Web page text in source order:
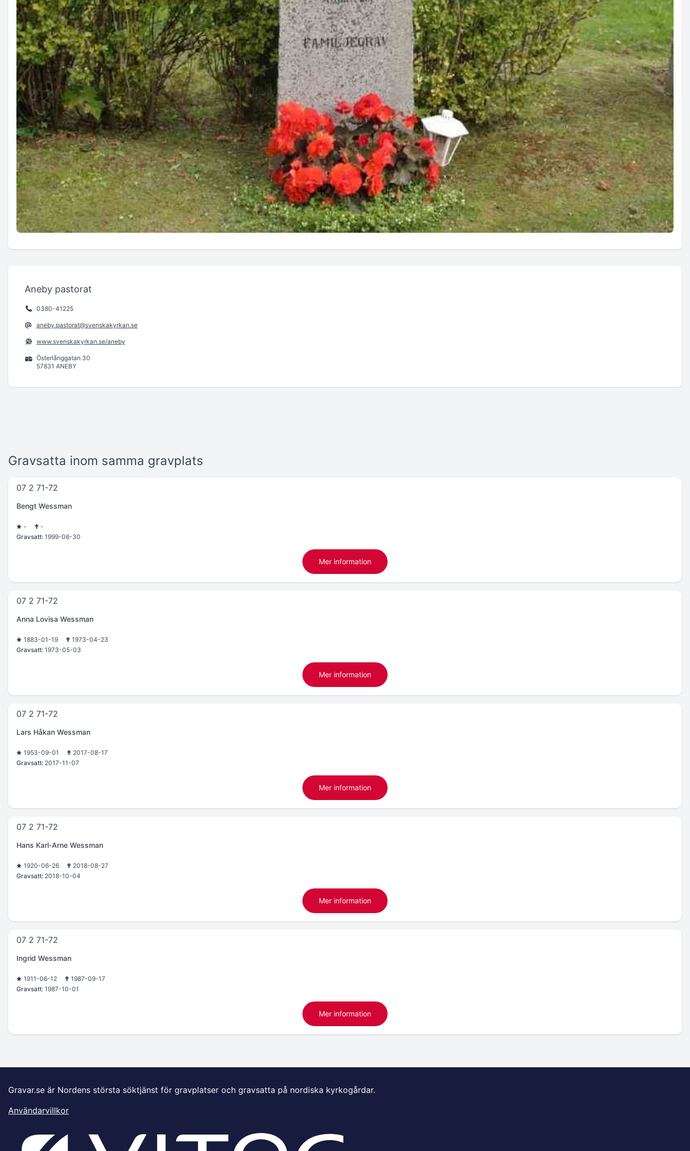
Aneby pastorat
0380-41225
aneby.pastorat@svenskakyrkan.se
www.svenskakyrkan.se/aneby
Österlånggatan 30
57831 ANEBY
Gravsatta inom samma gravplats
07 2 71-72
Bengt Wessman
-
-
Gravsatt: 1999-06-30
Mer information
07 2 71-72
Anna Lovisa Wessman
1883-01-19
1973-04-23
Gravsatt: 1973-05-03
Mer information
07 2 71-72
Lars Håkan Wessman
1953-09-01
2017-08-17
Gravsatt: 2017-11-07
Mer information
07 2 71-72
Hans Karl-Arne Wessman
1920-06-26
2018-08-27
Gravsatt: 2018-10-04
Mer information
07 2 71-72
Ingrid Wessman
1911-06-12
1987-09-17
Gravsatt: 1987-10-01
Mer information
Gravar.se är Nordens största söktjänst för gravplatser och gravsatta på nordiska kyrkogårdar.
Användarvillkor